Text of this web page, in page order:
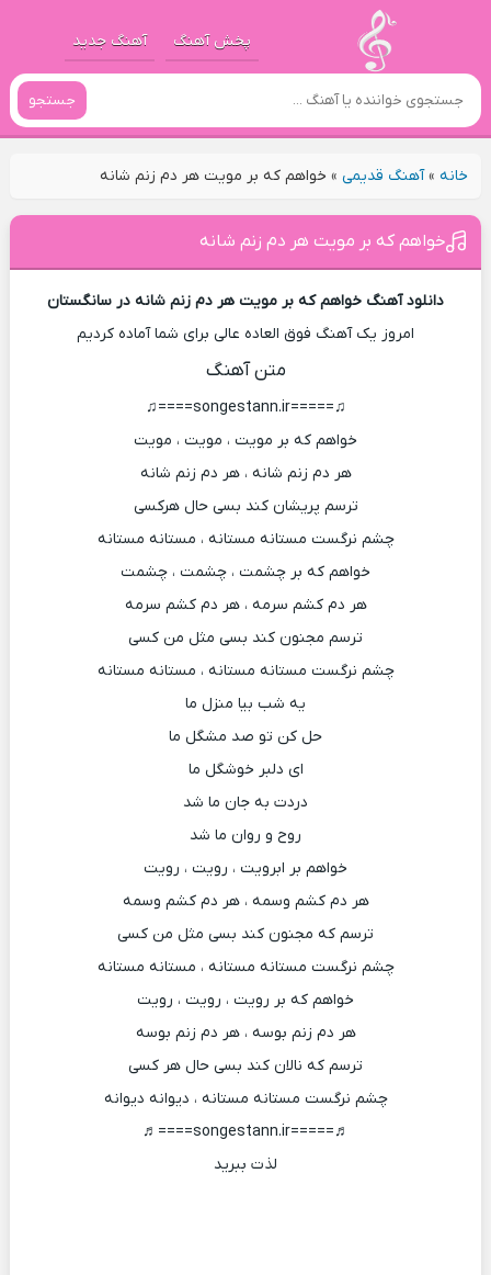
پخش آهنگ آهنگ جدید
جستجو
خانه»آهنگ قدیمی» خواهم که بر مویت هر دم زنم شانه
خواهم که بر مویت هر دم زنم شانه
دانلود آهنگ خواهم که بر مویت هر دم زنم شانه در سانگستان
امروز یک آهنگ فوق العاده عالی برای شما آماده کردیم
متن آهنگ
♫=====songestann.ir====♫
خواهم که بر مویت ، مویت ، مویت
هر دم زنم شانه ، هر دم زنم شانه
ترسم پریشان کند بسی حال هرکسی
چشم نرگست مستانه مستانه ، مستانه مستانه
خواهم که بر چشمت ، چشمت ، چشمت
هر دم کشم سرمه ، هر دم کشم سرمه
ترسم مجنون کند بسی مثل من کسی
چشم نرگست مستانه مستانه ، مستانه مستانه
یه شب بیا منزل ما
حل کن تو صد مشگل ما
ای دلبر خوشگل ما
دردت به جان ما شد
روح و روان ما شد
خواهم بر ابرویت ، رویت ، رویت
هر دم کشم وسمه ، هر دم کشم وسمه
ترسم که مجنون کند بسی مثل من کسی
چشم نرگست مستانه مستانه ، مستانه مستانه
خواهم که بر رویت ، رویت ، رویت
هر دم زنم بوسه ، هر دم زنم بوسه
ترسم که نالان کند بسی حال هر کسی
چشم نرگست مستانه مستانه ، دیوانه دیوانه
♬=====songestann.ir====♬
لذت ببرید